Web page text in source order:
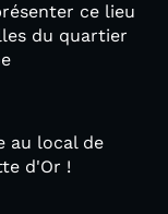
ce lieu
du quartier
au local de
d'Or !